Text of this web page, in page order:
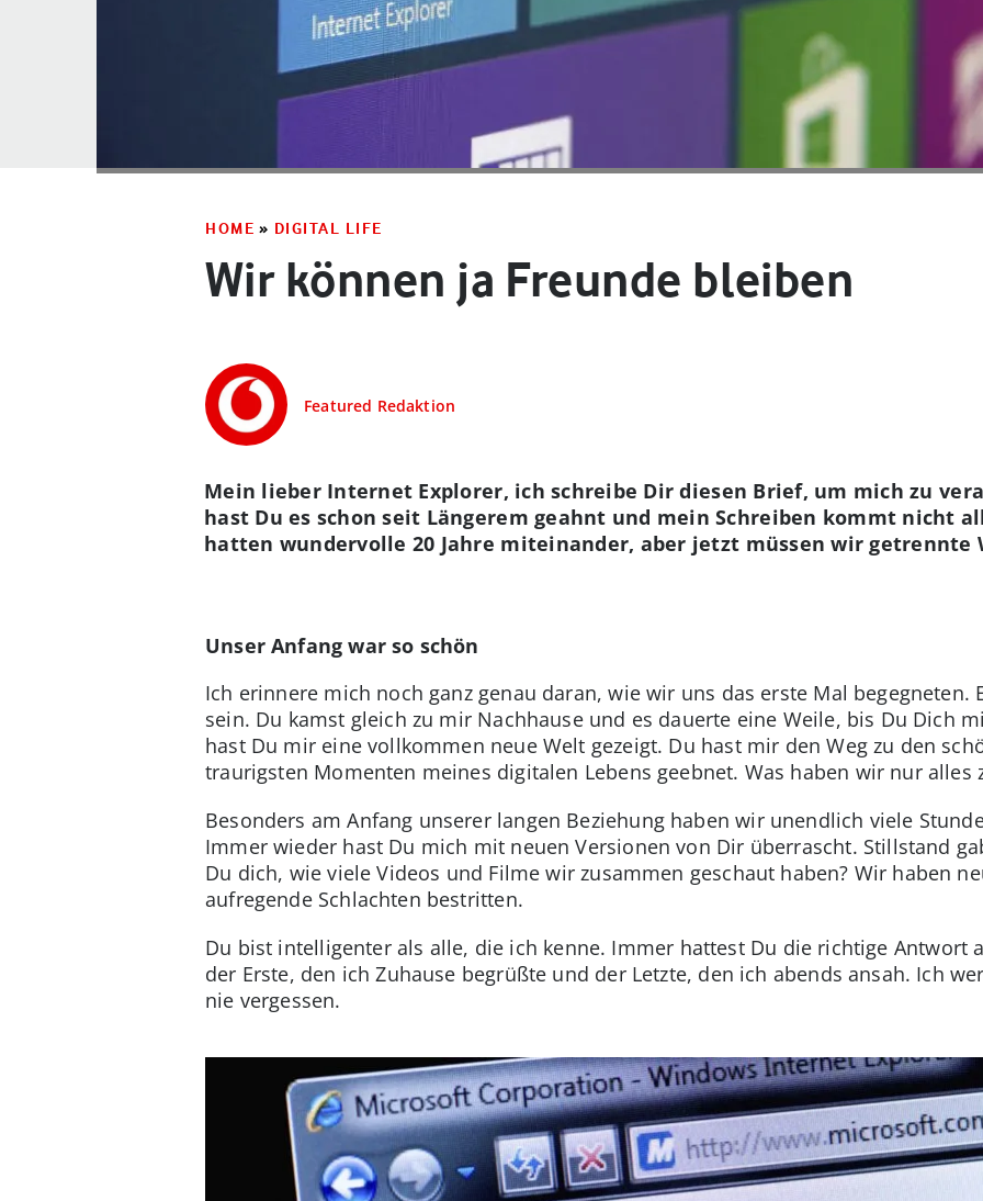
HOME » DIGITAL LIFE
Wir können ja Freunde bleiben
Featured Redaktion
Mein lieber Internet Explorer, ich schreibe Dir diesen Brief, um mich zu
hast Du es schon seit Längerem geahnt und mein Schreiben kommt nicht
hatten wundervolle 20 Jahre miteinander, aber jetzt müssen wir getrennte
Unser Anfang war so schön
Ich erinnere mich noch ganz genau daran, wie wir uns das erste Mal begegneten.
sein. Du kamst gleich zu mir Nachhause und es dauerte eine Weile, bis Du Dich
hast Du mir eine vollkommen neue Welt gezeigt. Du hast mir den Weg zu den
traurigsten Momenten meines digitalen Lebens geebnet. Was haben wir nur alles
Besonders am Anfang unserer langen Beziehung haben wir unendlich viele
Immer wieder hast Du mich mit neuen Versionen von Dir überrascht. Stillstand
Du dich, wie viele Videos und Filme wir zusammen geschaut haben? Wir haben
aufregende Schlachten bestritten.
Du bist intelligenter als alle, die ich kenne. Immer hattest Du die richtige Antwort
der Erste, den ich Zuhause begrüßte und der Letzte, den ich abends ansah. Ich
nie vergessen.